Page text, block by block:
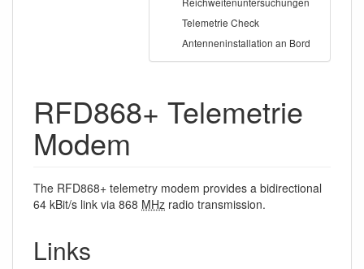
Telemetrie Check
Antenneninstallation an Bord
RFD868+ Telemetrie
Modem
The RFD868+ telemetry modem provides a bidirectional
64 kBit/s link via 868 MHz radio transmission.
Links